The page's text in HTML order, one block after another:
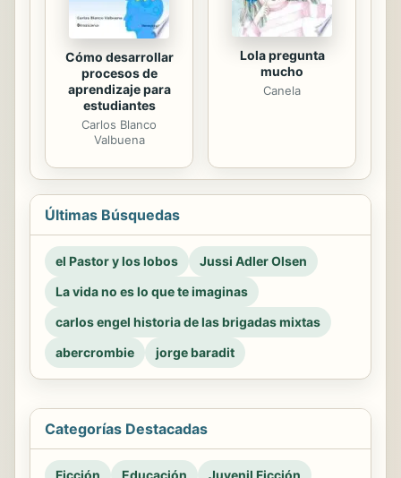
Cómo desarrollar
procesos de
aprendizaje para
estudiantes
Carlos Blanco
Valbuena
Lola pregunta
mucho
Canela
Últimas Búsquedas
el Pastor y los lobos
Jussi Adler Olsen
La vida no es lo que te imaginas
carlos engel historia de las brigadas mixtas
abercrombie
jorge baradit
Categorías Destacadas
Ficción Educación Juvenil Ficción